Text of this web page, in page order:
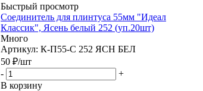
Быстрый просмотр
Соединитель для плинтуса 55мм "Идеал
Классик", Ясень белый 252 (уп.20шт)
Много
Артикул: К-П55-С 252 ЯСН БЕЛ
50 ₽/шт
-
+
В корзину